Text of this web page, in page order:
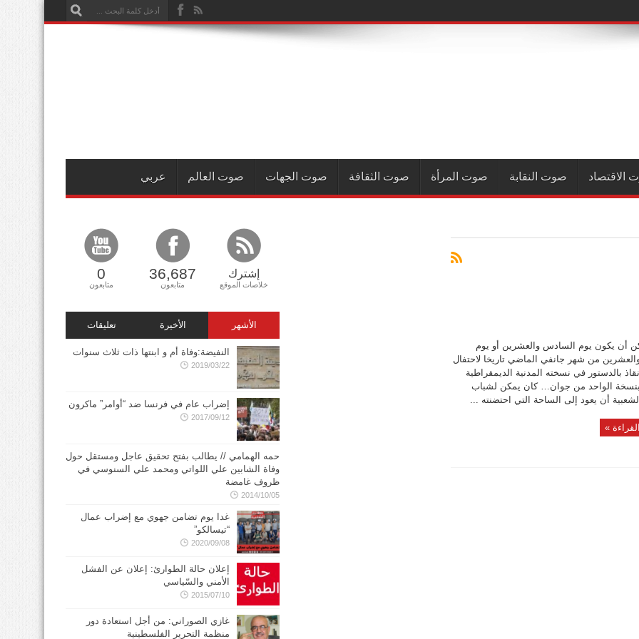
الاقتصاد صوت النقابة صوت المرأة صوت الثقافة صوت الجهات صوت العالم عربي
أن يكون يوم السادس والعشرين أو يوم
من شهر جانفي الماضي تاريخا لاحتفال
بالدستور في نسخته المدنية الديمقراطية
بنسخة الواحد من جوان… كان يمكن لشباب
أن يعود إلى الساحة التي احتضنته ...
»
إشترك
خلاصات الموقع
36,687
متابعون
0
متابعون
الأشهر الأخيرة تعليقات
النفيضة:وفاة أم و ابنتها ذات ثلاث سنوات
2019/03/22
إضراب عام في فرنسا ضد “أوامر” ماكرون
2017/09/12
حمه الهمامي // يطالب بفتح تحقيق عاجل ومستقل حول
وفاة الشابين علي اللواتي ومحمد علي السنوسي في
ظروف غامضة
2014/10/05
غدا يوم تضامن جهوي مع إضراب عمال
“تيسالكو”
2020/09/08
إعلان حالة الطوارئ: إعلان عن الفشل
الأمني والسّياسي
2015/07/10
غازي الصوراني: من أجل استعادة دور
منظمة التحرير الفلسطينية